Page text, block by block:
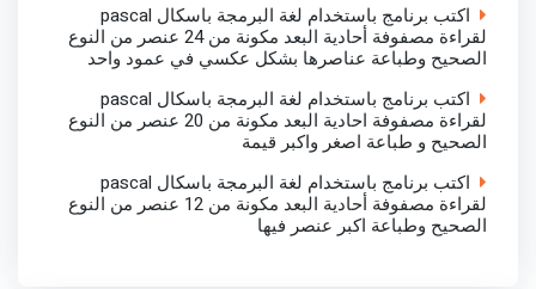
اكتب برنامج باستخدام لغة البرمجة باسكال pascal
لقراءة مصفوفة أحادیة البعد مكونة من 24 عنصر من النوع
الصحیح وطباعة عناصرھا بشكل عكسي في عمود واحد
اكتب برنامج باستخدام لغة البرمجة باسكال pascal
لقراءة مصفوفة احادیة البعد مكونة من 20 عنصر من النوع
الصحیح و طباعة اصغر واكبر قیمة
اكتب برنامج باستخدام لغة البرمجة باسكال pascal
لقراءة مصفوفة أحادیة البعد مكونة من 12 عنصر من النوع
الصحیح وطباعة اكبر عنصر فیھا